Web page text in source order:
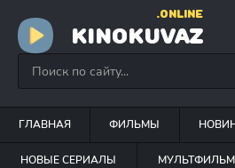
KINOKUVAZ
.ONLINE
ГЛАВНАЯ ФИЛЬМЫ
НОВЫЕ СЕРИАЛЫ